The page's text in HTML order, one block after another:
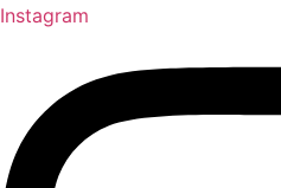
Instagram